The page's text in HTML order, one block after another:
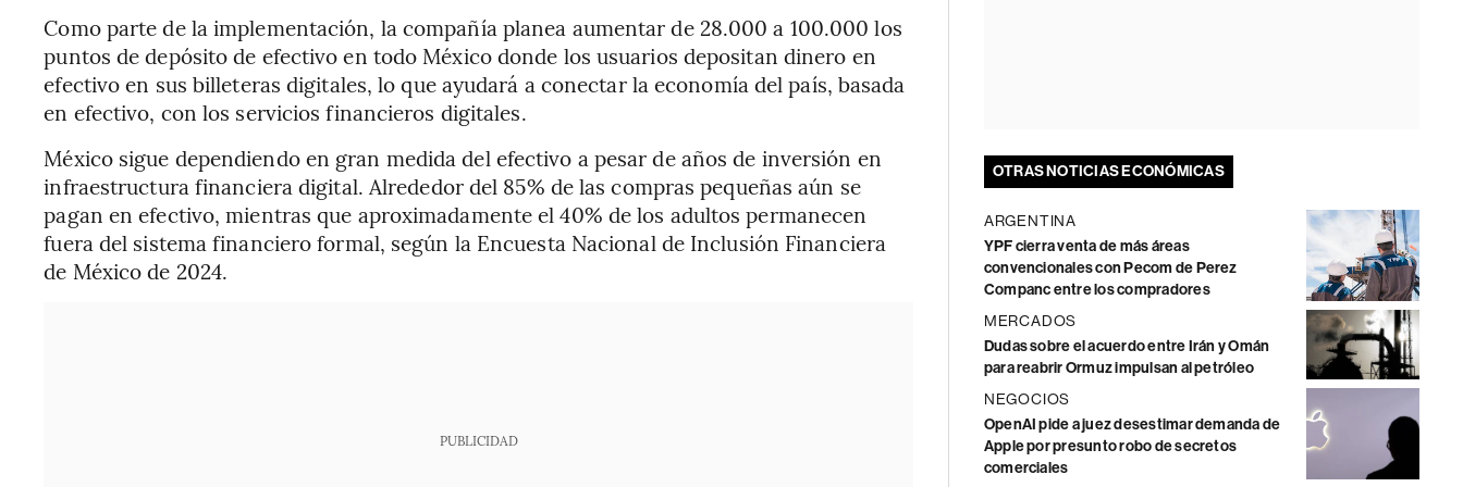
Como parte de la implementación, la compañía planea aumentar de 28.000 a 100.000 los
puntos de depósito de efectivo en todo México donde los usuarios depositan dinero en
efectivo en sus billeteras digitales, lo que ayudará a conectar la economía del país, basada
en efectivo, con los servicios financieros digitales.
México sigue dependiendo en gran medida del efectivo a pesar de años de inversión en
infraestructura financiera digital. Alrededor del 85% de las compras pequeñas aún se
pagan en efectivo, mientras que aproximadamente el 40% de los adultos permanecen
fuera del sistema financiero formal, según la Encuesta Nacional de Inclusión Financiera
de México de 2024.
PUBLICIDAD
OTRAS NOTICIAS ECONÓMICAS
ARGENTINA
YPF cierra venta de más áreas
convencionales con Pecom de Perez
Companc entre los compradores
MERCADOS
Dudas sobre el acuerdo entre Irán y Omán
para reabrir Ormuz impulsan al petróleo
NEGOCIOS
OpenAI pide a juez desestimar demanda de
Apple por presunto robo de secretos
comerciales